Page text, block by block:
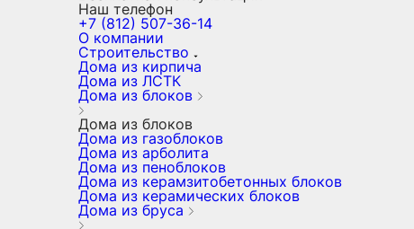
Наш телефон
+7 (812) 507-36-14
О компании
Строительство
Дома из кирпича
Дома из ЛСТК
Дома из блоков
Дома из блоков
Дома из газоблоков
Дома из арболита
Дома из пеноблоков
Дома из керамзитобетонных блоков
Дома из керамических блоков
Дома из бруса